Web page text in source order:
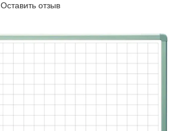
Оставить отзыв